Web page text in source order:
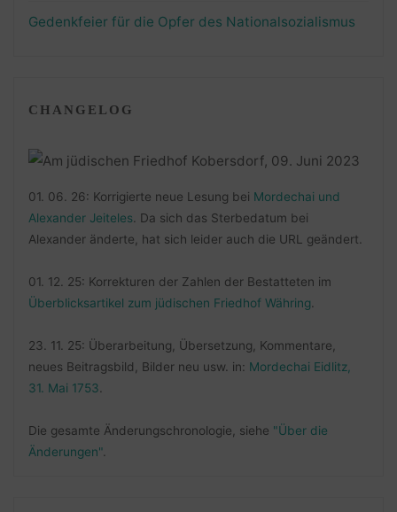
Gedenkfeier für die Opfer des Nationalsozialismus
CHANGELOG
01. 06. 26: Korrigierte neue Lesung bei Mordechai und
Alexander Jeiteles . Da sich das Sterbedatum bei
Alexander änderte, hat sich leider auch die URL geändert.
01. 12. 25: Korrekturen der Zahlen der Bestatteten im
Überblicksartikel zum jüdischen Friedhof Währing
23. 11. 25: Überarbeitung, Übersetzung, Kommentare,
neues Beitragsbild, Bilder neu usw. in: Mordechai Eidlitz,
31. Mai 1753
Die gesamte Änderungschronologie, siehe "Über die
Änderungen".